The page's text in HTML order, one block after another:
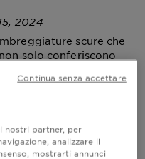
2024
scure che
solo conferiscono
generale del
e mitigare
per donare allo
nostri partner, per
analizzare il
mostrarti annunci
Continua senza accettare